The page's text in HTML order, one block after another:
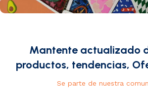
Mantente actualizado
productos, tendencias,
Se parte de nuestra